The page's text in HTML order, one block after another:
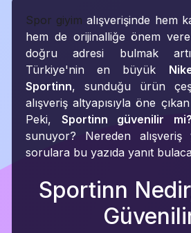
Spor giyim alışverişinde hem
hem de orijinalliğe önem
doğru adresi bulmak
Türkiye'nin en büyük
Sportinn, sunduğu ürün
alışveriş altyapısıyla öne
Peki, Sportinn güvenilir mi?
sunuyor? Nereden alışveriş
sorulara bu yazıda yanıt
Sportinn